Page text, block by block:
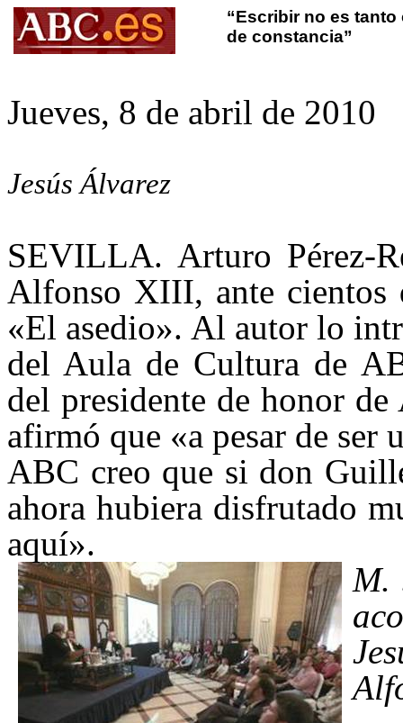
“Escribir no es
de constancia”
Jueves, 8 de abril de 2010
Jesús Álvarez
SEVILLA. Arturo Pérez-
Alfonso XIII, ante cientos
«El asedio». Al autor lo
del Aula de Cultura de
del presidente de honor
afirmó que «a pesar de ser
ABC creo que si don
ahora hubiera disfrutado
aquí».
M.